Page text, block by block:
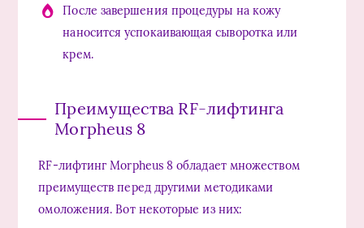
После завершения процедуры на кожу
наносится успокаивающая сыворотка или
крем.
Преимущества RF-лифтинга
Morpheus 8
RF-лифтинг Morpheus 8 обладает множеством
преимуществ перед другими методиками
омоложения. Вот некоторые из них: